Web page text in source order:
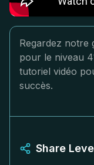
Regardez notre
pour le niveau
tutoriel vidéo
succès.
Share